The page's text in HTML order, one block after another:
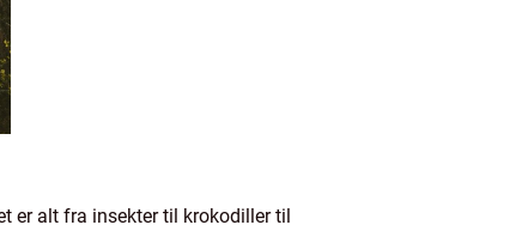
er alt fra insekter til krokodiller til